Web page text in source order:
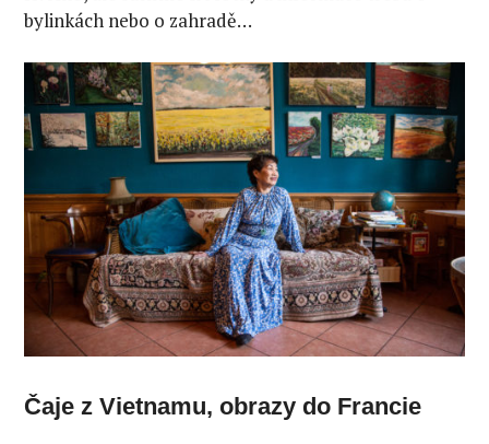
bylinkách nebo o zahradě…
Čaje z Vietnamu, obrazy do Francie